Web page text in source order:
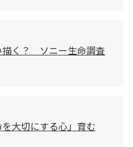
く？ ソニー生命調査
大切にする心」育む